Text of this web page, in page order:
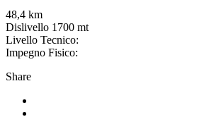
48,4 km
Dislivello 1700 mt
Livello Tecnico:
Impegno Fisico:
Share